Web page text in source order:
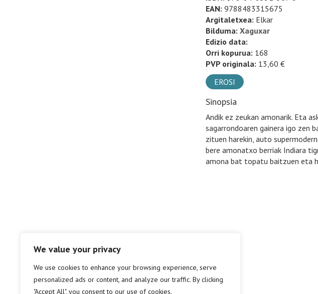
We value your privacy
We use cookies to enhance your browsing experience, serve
personalized ads or content, and analyze our traffic. By clicking
"Accept All", you consent to our use of cookies.
EAN: 9788483315675
Argitaletxea: Elkar
Bilduma: Xaguxar
Edizio data:
Orri kopurua: 168
PVP originala: 13,60 €
EROSI
Sinopsia
Andik ez zeukan amonarik. Eta
sagarrondoaren gainera igo zen
zituen harekin, auto
bere amonatxo berriak Indiara
amona bat topatu baitzuen eta